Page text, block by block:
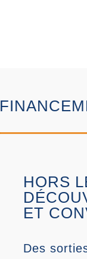
HORS
ET
Des